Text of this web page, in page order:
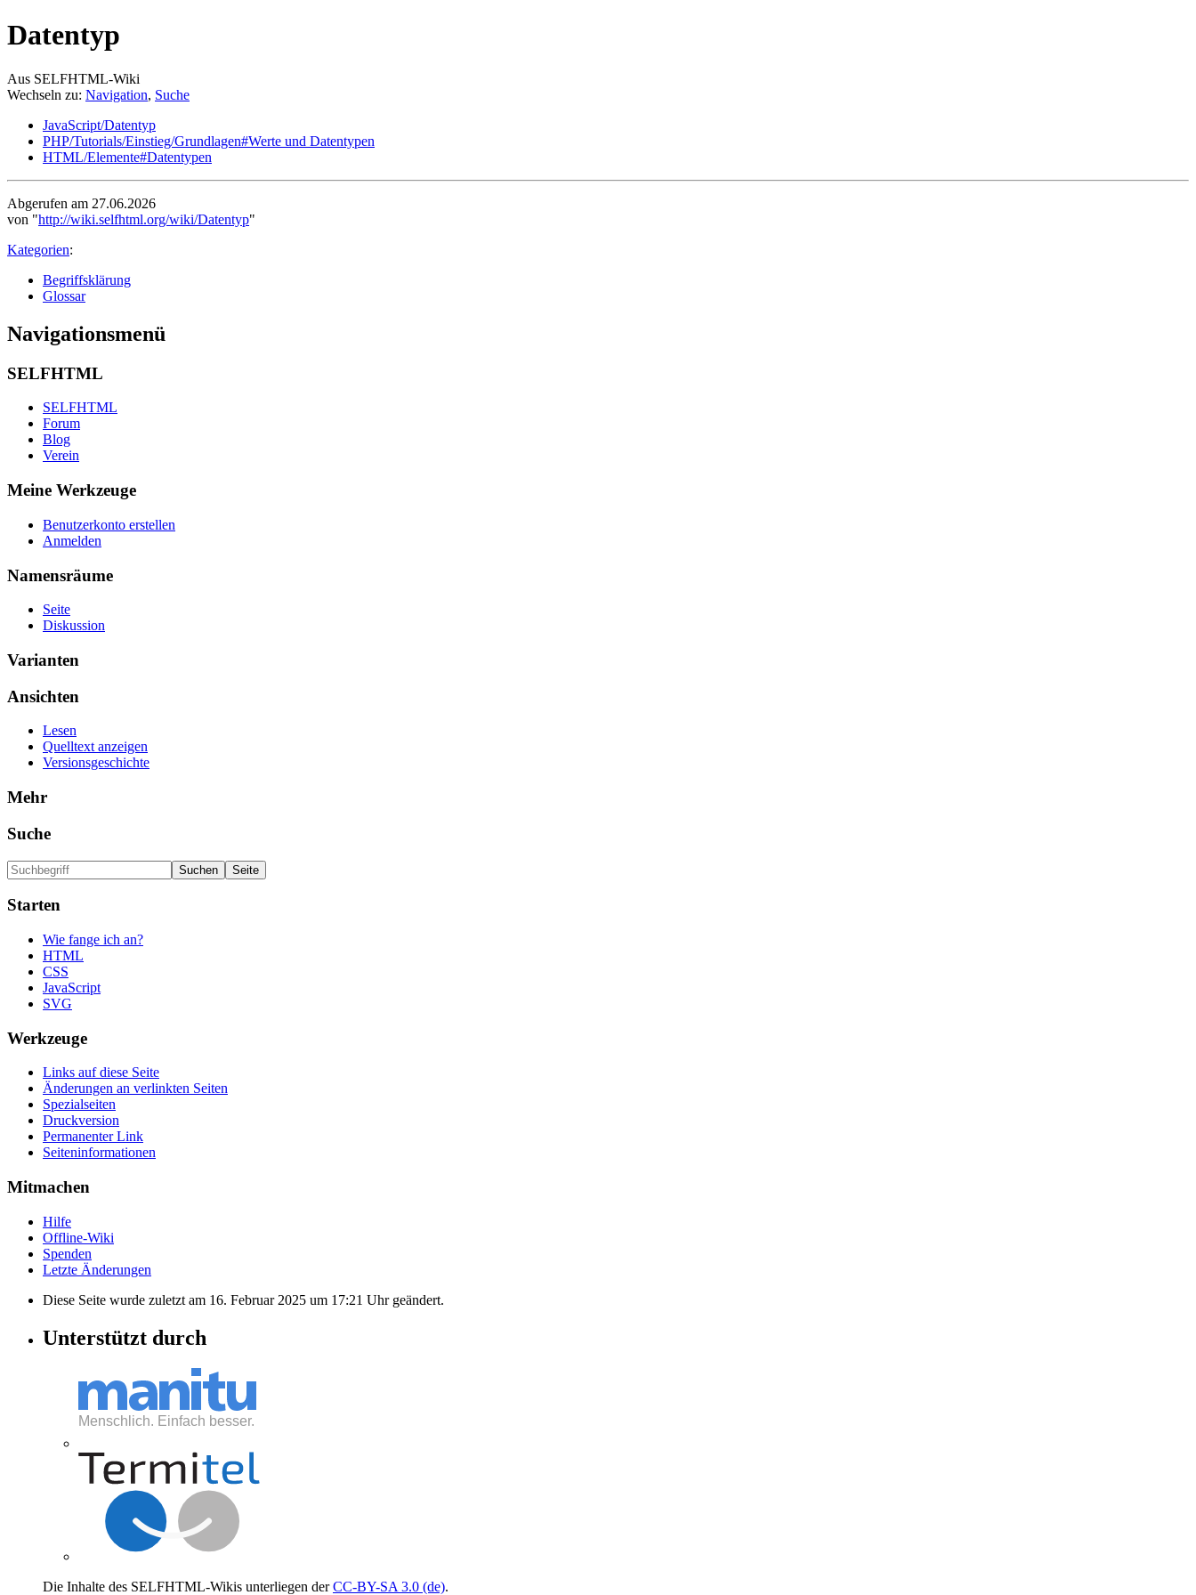
Datentyp
Aus SELFHTML-Wiki
Wechseln zu: Navigation, Suche
JavaScript/Datentyp
PHP/Tutorials/Einstieg/Grundlagen#Werte und Datentypen
HTML/Elemente#Datentypen
Abgerufen am 27.06.2026
von "http://wiki.selfhtml.org/wiki/Datentyp"
Kategorien:
Begriffsklärung
Glossar
Navigationsmenü
SELFHTML
SELFHTML
Forum
Blog
Verein
Meine Werkzeuge
Benutzerkonto erstellen
Anmelden
Namensräume
Seite
Diskussion
Varianten
Ansichten
Lesen
Quelltext anzeigen
Versionsgeschichte
Mehr
Suche
Starten
Wie fange ich an?
HTML
CSS
JavaScript
SVG
Werkzeuge
Links auf diese Seite
Änderungen an verlinkten Seiten
Spezialseiten
Druckversion
Permanenter Link
Seiten­informationen
Mitmachen
Hilfe
Offline-Wiki
Spenden
Letzte Änderungen
Diese Seite wurde zuletzt am 16. Februar 2025 um 17:21 Uhr geändert.
Unterstützt durch
Die Inhalte des SELFHTML-Wikis unterliegen derCC-BY-SA 3.0 (de).